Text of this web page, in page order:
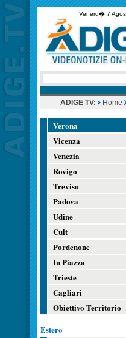
Venerd� 7
ADIGE TV: Home
Verona
Vicenza
Venezia
Rovigo
Treviso
Padova
Udine
Cult
Pordenone
In Piazza
Trieste
Cagliari
Obiettivo Territorio
Estero